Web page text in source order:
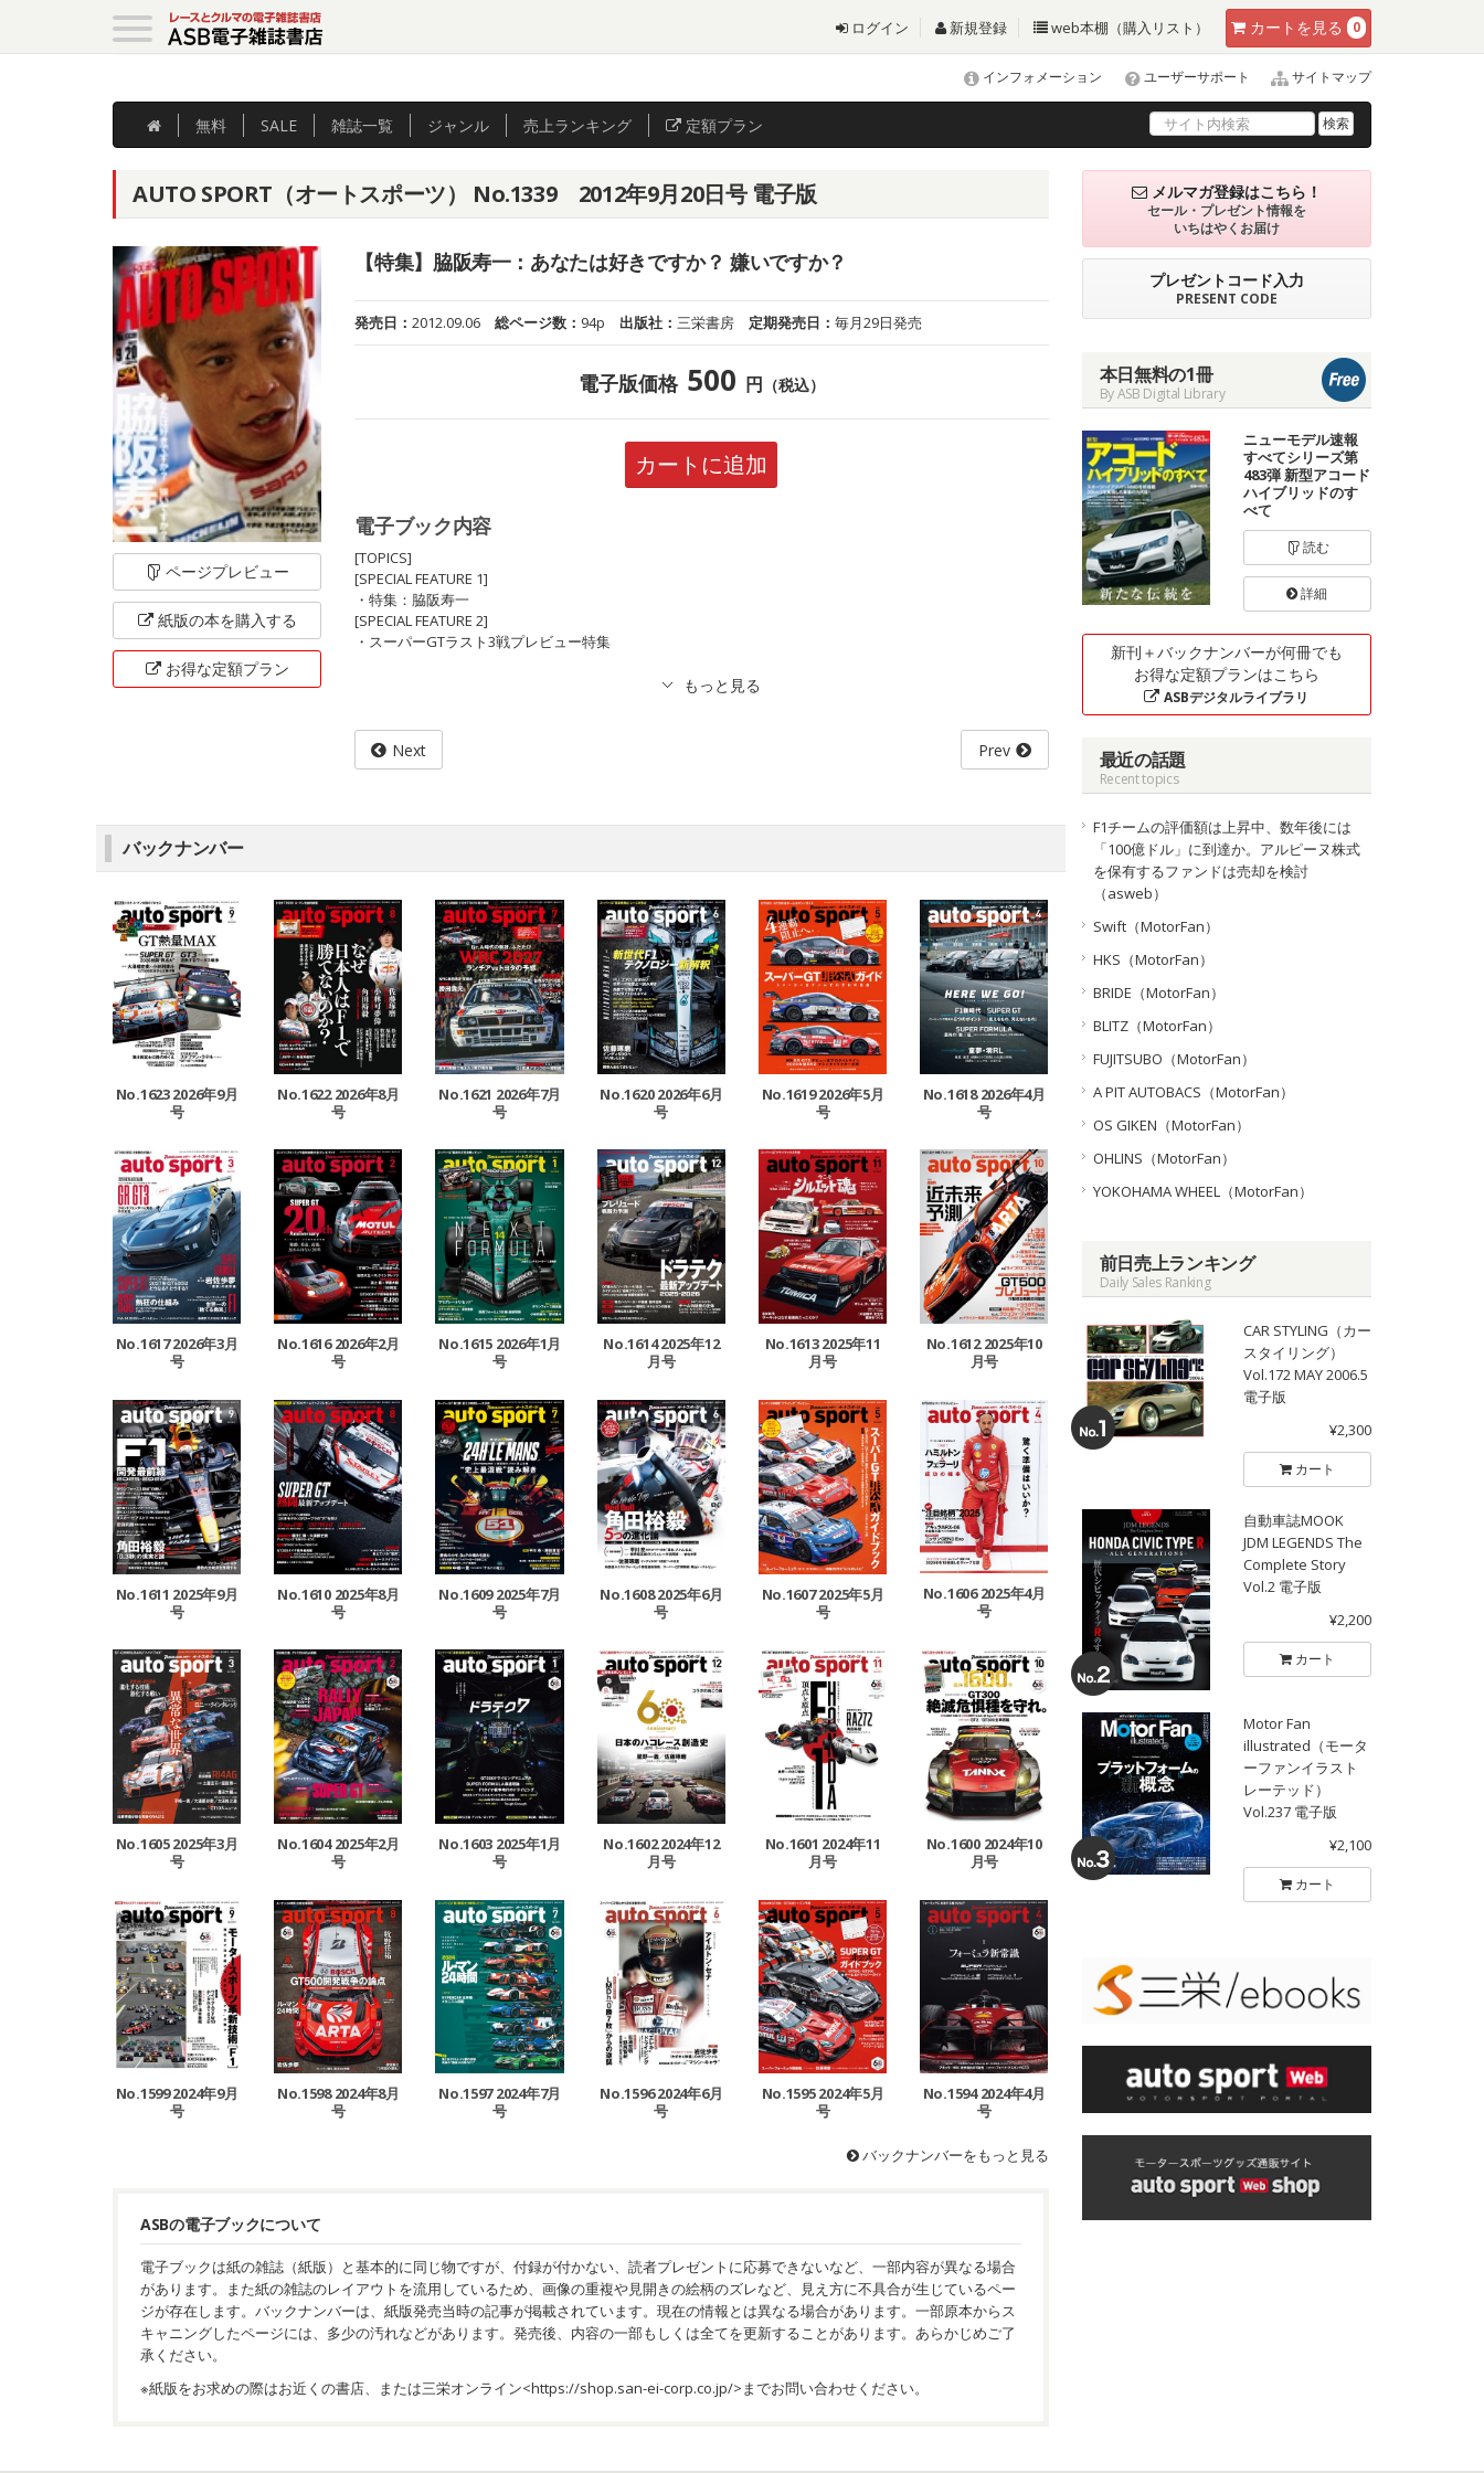
カート を見る 0
ログイン 新規登録 web本棚（購入リスト）
インフォメーション ユーザーサポート サイトマップ
無料 SALE 雑誌一覧 ジャンル 売上ランキング 定額プラン 検索
AUTO SPORT（オートスポーツ） No.1339 2012年9月20日号 電子版
ページプレビュー
紙版の本を購入する
お得な定額プラン
【特集】脇阪寿一：あなたは好きですか？ 嫌いですか？
発売日：2012.09.06 総ページ数： 94p 出版社：三栄書房 定期発売日：毎月29日発売
電子版価格 500 円 （税込）
カートに追加
電子ブック内容
[TOPICS]
[SPECIAL FEATURE 1]
・特集：脇阪寿一
[SPECIAL FEATURE 2]
・スーパーGTラスト3戦プレビュー特集
Next Prev
バックナンバー
No.1623 2026年9月
号
No.1622 2026年8月
号
No.1621 2026年7月
号
No.1620 2026年6月
号
No.1619 2026年5月
号
No.1618 2026年4月
号
No.1617 2026年3月
号
No.1616 2026年2月
号
No.1615 2026年1月
号
No.1614 2025年12
月号
No.1613 2025年11
月号
No.1612 2025年10
月号
No.1611 2025年9月
号
No.1610 2025年8月
号
No.1609 2025年7月
号
No.1608 2025年6月
号
No.1607 2025年5月
号
No.1606 2025年4月
号
No.1605 2025年3月
号
No.1604 2025年2月
号
No.1603 2025年1月
号
No.1602 2024年12
月号
No.1601 2024年11
月号
No.1600 2024年10
月号
No.1599 2024年9月
号
No.1598 2024年8月
号
No.1597 2024年7月
号
No.1596 2024年6月
号
No.1595 2024年5月
号
No.1594 2024年4月
号
バックナンバーをもっと見る
ASBの電子ブックについて
電子ブックは紙の雑誌（紙版）と基本的に同じ物ですが、付録が付かない、読者プレゼントに応募できないなど、一部内容が異なる場合
があります。また紙の雑誌のレイアウトを流用しているため、画像の重複や見開きの絵柄のズレなど、見え方に不具合が生じているペー
ジが存在します。バックナンバーは、紙版発売当時の記事が掲載されています。現在の情報とは異なる場合があります。一部原本からス
キャニングしたページには、多少の汚れなどがあります。発売後、内容の一部もしくは全てを更新することがあります。あらかじめご了
承ください。
※紙版をお求めの際はお近くの書店、または三栄オンライン<https://shop.san-ei-corp.co.jp/>までお問い合わせください。
メルマガ登録はこちら！
セール・プレゼント情報を
いちはやくお届け
プレゼントコード入力
PRESENT CODE
本日無料の1冊
By ASB Digital Library
ニューモデル速報
すべてシリーズ第
483弾 新型アコード
ハイブリッドのす
べて
読む
詳細
新刊＋バックナンバーが何冊でも
お得な定額プランはこちら
ASBデジタルライブラリ
最近の話題
Recent topics
F1チームの評価額は上昇中、数年後には
「100億ドル」に到達か。アルピーヌ株式
を保有するファンドは売却を検討
（asweb）
Swift（MotorFan）
HKS（MotorFan）
BRIDE（MotorFan）
BLITZ（MotorFan）
FUJITSUBO（MotorFan）
A PIT AUTOBACS（MotorFan）
OS GIKEN（MotorFan）
OHLINS（MotorFan）
YOKOHAMA WHEEL（MotorFan）
前日売上ランキング
Daily Sales Ranking
CAR STYLING（カー
スタイリング）
Vol.172 MAY 2006.5
電子版
¥2,300
カート
自動車誌MOOK
JDM LEGENDS The
Complete Story
Vol.2 電子版
¥2,200
カート
Motor Fan
illustrated（モータ
ーファンイラスト
レーテッド）
Vol.237 電子版
¥2,100
カート